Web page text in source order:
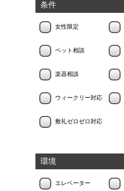
条件
女性限定
ペット相談
楽器相談
ウィークリー対応
敷礼ゼロゼロ対応
環境
エレベーター